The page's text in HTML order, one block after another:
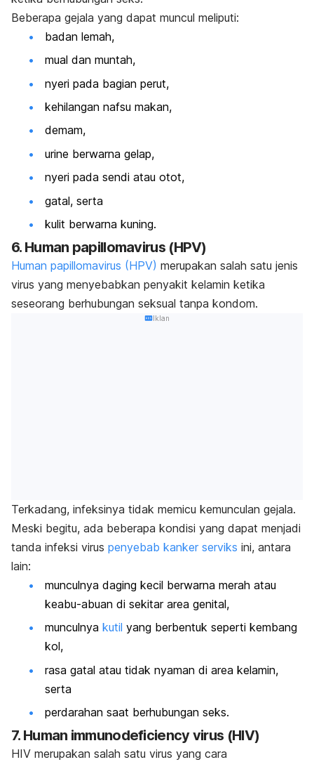
Beberapa gejala yang dapat muncul meliputi:
badan lemah,
mual dan muntah,
nyeri pada bagian perut,
kehilangan nafsu makan,
demam,
urine berwarna gelap,
nyeri pada sendi atau otot,
gatal, serta
kulit berwarna kuning.
6. Human papillomavirus(HPV)
Human papillomavirus (HPV) merupakan salah satu jenis
virus yang menyebabkan penyakit kelamin ketika
seseorang berhubungan seksual tanpa kondom.
Iklan
Terkadang, infeksinya tidak memicu kemunculan gejala.
Meski begitu, ada beberapa kondisi yang dapat menjadi
tanda infeksi virus penyebab kanker serviks ini, antara
lain:
munculnya daging kecil berwarna merah atau
keabu-abuan di sekitar area genital,
munculnya kutil yang berbentuk seperti kembang
kol,
rasa gatal atau tidak nyaman di area kelamin,
serta
perdarahan saat berhubungan seks.
7. Human immunodeficiency virus (HIV)
HIV merupakan salah satu virus yang cara